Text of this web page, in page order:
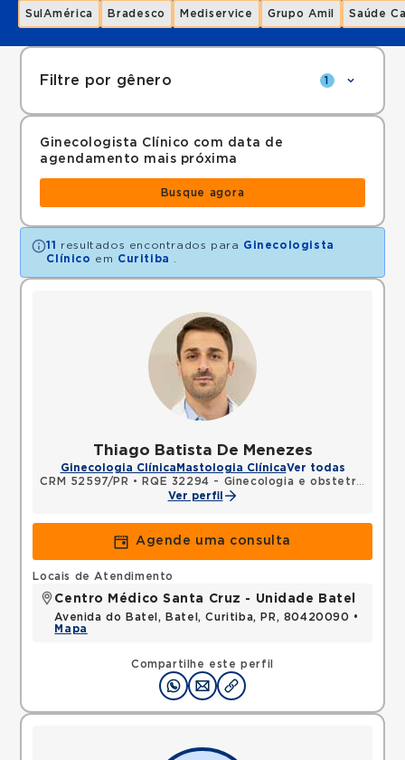
SulAmérica Bradesco Mediservice Grupo Amil Saúde
Filtre por gênero 1
Ginecologista Clínico com data de
agendamento mais próxima
Busque agora
11 resultados encontrados para Ginecologista
Clínico em Curitiba
Thiago Batista De Menezes
Ginecologia Clínica Mastologia ClínicaVer todas
CRM 52597/PR • RQE 32294 - Ginecologia e obstetrícia
Ver perfil
Agende uma consulta
Compartilhe este perfil
Locais de Atendimento
Centro Médico Santa Cruz - Unidade Batel
Avenida do Batel, Batel, Curitiba, PR, 80420090 •
Mapa